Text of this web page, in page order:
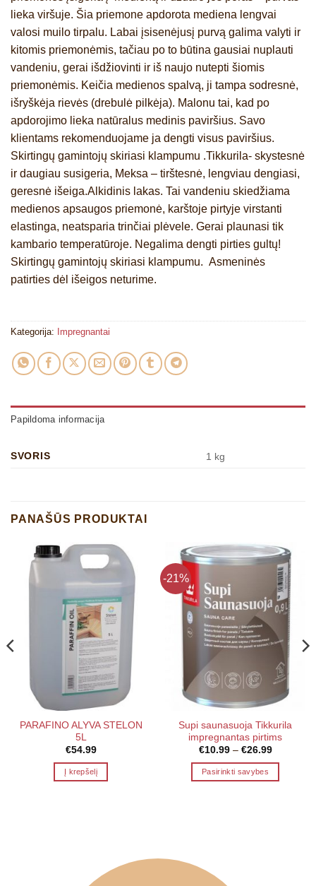
lieka viršuje. Šia priemone apdorota mediena lengvai
valosi muilo tirpalu. Labai įsisenėjusį purvą galima valyti ir
kitomis priemonėmis, tačiau po to būtina gausiai nuplauti
vandeniu, gerai išdžiovinti ir iš naujo nutepti šiomis
priemonėmis. Keičia medienos spalvą, ji tampa sodresnė,
išryškėja rievės (drebulė pilkėja). Malonu tai, kad po
apdorojimo lieka natūralus medinis paviršius. Savo
klientams rekomenduojame ja dengti visus paviršius.
Skirtingų gamintojų skiriasi klampumu .Tikkurila- skystesnė
ir daugiau susigeria, Meksa – tirštesnė, lengviau dengiasi,
geresnė išeiga.Alkidinis lakas. Tai vandeniu skiedžiama
medienos apsaugos priemonė, karštoje pirtyje virstanti
elastinga, neatsparia trinčiai plėvele. Gerai plaunasi tik
kambario temperatūroje. Negalima dengti pirties gultų!
Skirtingų gamintojų skiriasi klampumu. Asmeninės
patirties dėl išeigos neturime.
Kategorija: Impregnantai
Papildoma informacija
SVORIS 1 kg
PANAŠŪS PRODUKTAI
PARAFINO ALYVA STELON
5L
€54.99
Į krepšelį
-21%
Supi saunasuoja Tikkurila
impregnantas pirtims
€10.99 – €26.99Price
Pasirinkti savybes